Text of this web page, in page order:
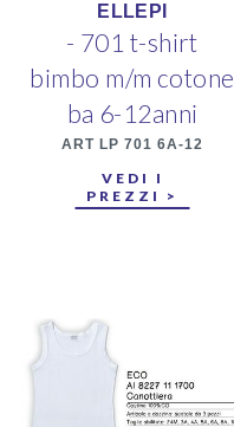
ELLEPI
- 701 t-shirt
bimbo m/m cotone
ba 6-12anni
ART LP 701 6A-12
VEDI I
PREZZI >